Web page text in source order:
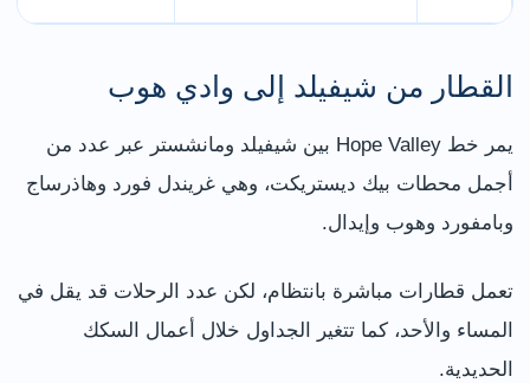
القطار من شيفيلد إلى وادي هوب
يمر خط Hope Valley بين شيفيلد ومانشستر عبر عدد من
أجمل محطات بيك ديستريكت، وهي غريندل فورد وهاذرساج
وبامفورد وهوب وإيدال.
تعمل قطارات مباشرة بانتظام، لكن عدد الرحلات قد يقل في
المساء والأحد، كما تتغير الجداول خلال أعمال السكك
الحديدية.